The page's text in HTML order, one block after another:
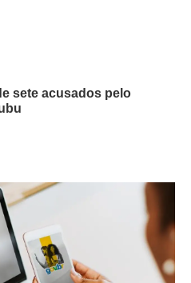
sete acusados pelo